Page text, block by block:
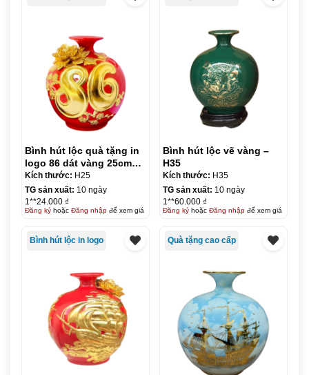
Bình hút lộc quà tặng in
logo 86 dát vàng 25cm
KQ-BHL15
Kích thước: H25
TG sản xuất: 10 ngày
1**24.000 ₫
Đăng kýhoặc Đăng nhậpđể xem giá
Bình hút lộc vẽ vàng –
H35
Kích thước: H35
TG sản xuất: 10 ngày
1**60.000 ₫
Đăng kýhoặc Đăng nhậpđể xem giá
Bình hút lộc in logo Quà tặng cao cấp